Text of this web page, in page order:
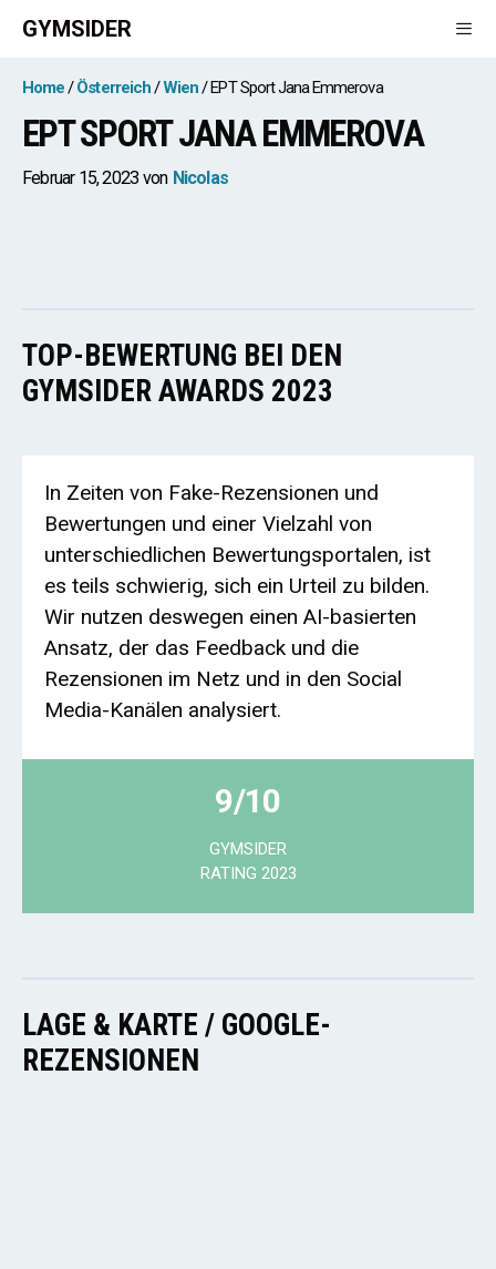
Zum
Inhalt
springen
GYMSIDER
Home Österreich Wien EPT Sport Jana Emmerova
EPT SPORT JANA EMMEROVA
Februar 15, 2023 von Nicolas
TOP-BEWERTUNG BEI DEN
GYMSIDER AWARDS 2023
In Zeiten von Fake-Rezensionen und
Bewertungen und einer Vielzahl von
unterschiedlichen Bewertungsportalen, ist
es teils schwierig, sich ein Urteil zu bilden.
Wir nutzen deswegen einen AI-basierten
Ansatz, der das Feedback und die
Rezensionen im Netz und in den Social
Media-Kanälen analysiert.
9/10
GYMSIDER
RATING 2023
LAGE & KARTE / GOOGLE-
REZENSIONEN